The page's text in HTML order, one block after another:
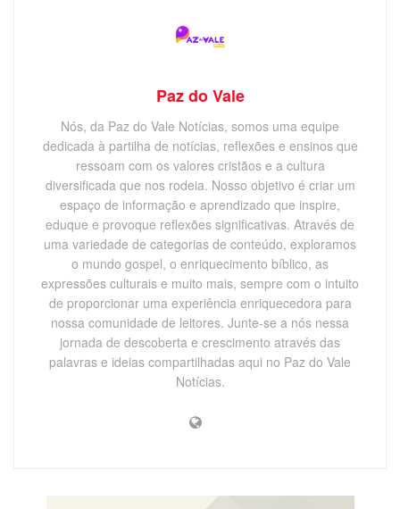
Paz do Vale
Nós, da Paz do Vale Notícias, somos uma equipe
dedicada à partilha de notícias, reflexões e ensinos que
ressoam com os valores cristãos e a cultura
diversificada que nos rodeia. Nosso objetivo é criar um
espaço de informação e aprendizado que inspire,
eduque e provoque reflexões significativas. Através de
uma variedade de categorias de conteúdo, exploramos
o mundo gospel, o enriquecimento bíblico, as
expressões culturais e muito mais, sempre com o intuito
de proporcionar uma experiência enriquecedora para
nossa comunidade de leitores. Junte-se a nós nessa
jornada de descoberta e crescimento através das
palavras e ideias compartilhadas aqui no Paz do Vale
Notícias.